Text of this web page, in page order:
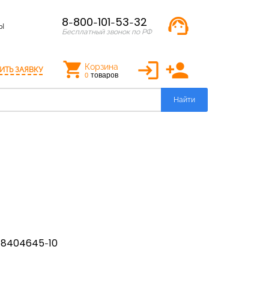
8-800-101-53-32
Бесплатный звонок по РФ support_agent
ЗАЯВКУ Корзина
0 товаров login person_add
Найти
10